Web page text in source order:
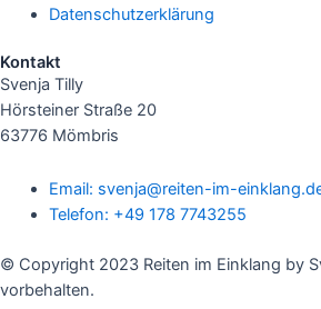
Datenschutzerklärung
Kontakt
Svenja Tilly
Hörsteiner Straße 20
63776 Mömbris
Email: svenja@reiten-im-
Telefon: +49 178 7743255
© Copyright 2023 Reiten im Einklang by
vorbehalten.